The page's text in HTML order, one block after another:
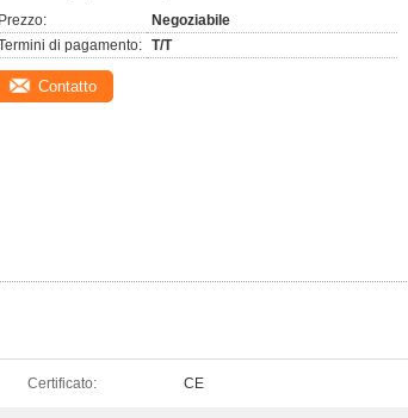
Prezzo:
Negoziabile
di pagamento: T/T
Contatto
Certificato: CE